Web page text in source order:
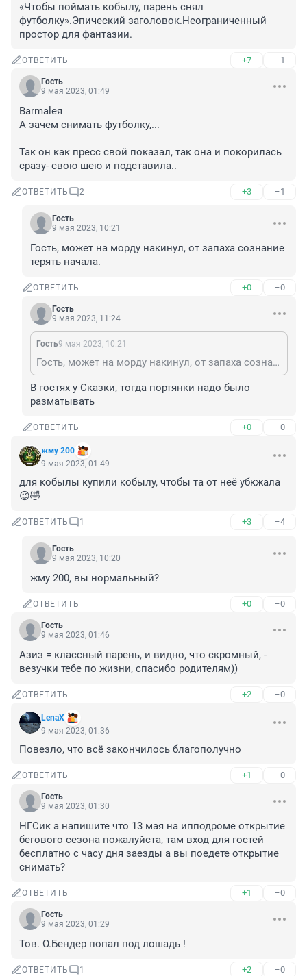
«Чтобы поймать кобылу, парень снял
футболку».Эпический заголовок.Неограниченный
простор для фантазии.
ОТВЕТИТЬ +7 –1
Гость
9 мая 2023, 01:49
Barmaleя
А зачем снимать футболку,...
Так он как пресс свой показал, так она и покорилась
сразу- свою шею и подставила..
ОТВЕТИТЬ 2 +3 –1
Гость
9 мая 2023, 10:21
Гость, может на морду накинул, от запаха сознание
терять начала.
ОТВЕТИТЬ +0 –0
Гость
9 мая 2023, 11:24
Гость9 мая 2023, 10:21
Гость, может на морду накинул, от запаха сознание терять начала.
В гостях у Сказки, тогда портянки надо было
разматывать
ОТВЕТИТЬ +0 –0
жму 200
9 мая 2023, 01:49
для кобылы купили кобылу, чтобы та от неё убкжала
😉🤣
ОТВЕТИТЬ 1 +3 –4
Гость
9 мая 2023, 10:20
жму 200, вы нормальный?
ОТВЕТИТЬ +0 –0
Гость
9 мая 2023, 01:46
Азиз = классный парень, и видно, что скромный, -
везучки тебе по жизни, спасибо родителям))
ОТВЕТИТЬ +2 –0
LenaX
9 мая 2023, 01:36
Повезло, что всё закончилось благополучно
ОТВЕТИТЬ +1 –0
Гость
9 мая 2023, 01:30
НГСик а напишите что 13 мая на ипподроме открытие
бегового сезона пожалуйста, там вход для гостей
бесплатно с часу дня заезды а вы поедете открытие
снимать?
ОТВЕТИТЬ +1 –0
Гость
9 мая 2023, 01:29
Тов. О.Бендер попал под лошадь !
ОТВЕТИТЬ 1 +2 –0